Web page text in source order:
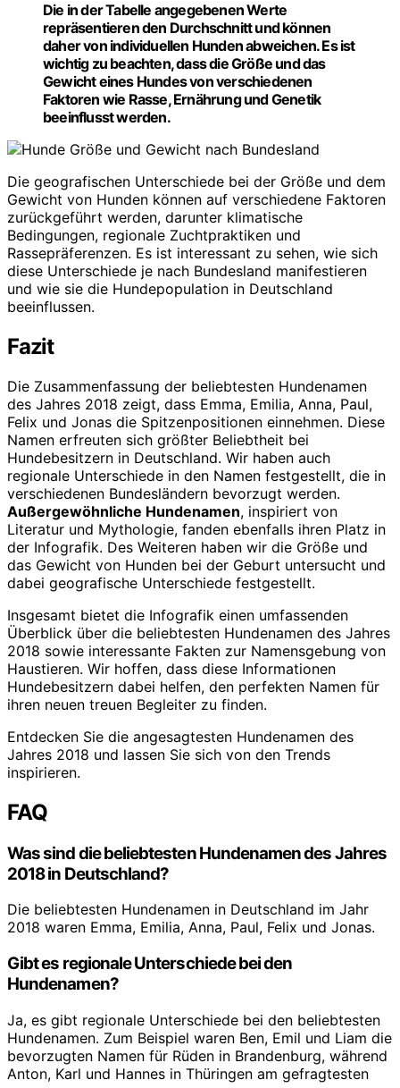
Die in der Tabelle angegebenen Werte
repräsentieren den Durchschnitt und können
daher von individuellen Hunden abweichen. Es ist
wichtig zu beachten, dass die Größe und das
Gewicht eines Hundes von verschiedenen
Faktoren wie Rasse, Ernährung und Genetik
beeinflusst werden.
Die geografischen Unterschiede bei der Größe und dem
Gewicht von Hunden können auf verschiedene Faktoren
zurückgeführt werden, darunter klimatische
Bedingungen, regionale Zuchtpraktiken und
Rassepräferenzen. Es ist interessant zu sehen, wie sich
diese Unterschiede je nach Bundesland manifestieren
und wie sie die Hundepopulation in Deutschland
beeinflussen.
Fazit
Die Zusammenfassung der beliebtesten Hundenamen
des Jahres 2018 zeigt, dass Emma, Emilia, Anna, Paul,
Felix und Jonas die Spitzenpositionen einnehmen. Diese
Namen erfreuten sich größter Beliebtheit bei
Hundebesitzern in Deutschland. Wir haben auch
regionale Unterschiede in den Namen festgestellt, die in
verschiedenen Bundesländern bevorzugt werden.
Außergewöhnliche Hundenamen, inspiriert von
Literatur und Mythologie, fanden ebenfalls ihren Platz in
der Infografik. Des Weiteren haben wir die Größe und
das Gewicht von Hunden bei der Geburt untersucht und
dabei geografische Unterschiede festgestellt.
Insgesamt bietet die Infografik einen umfassenden
Überblick über die beliebtesten Hundenamen des Jahres
2018 sowie interessante Fakten zur Namensgebung von
Haustieren. Wir hoffen, dass diese Informationen
Hundebesitzern dabei helfen, den perfekten Namen für
ihren neuen treuen Begleiter zu finden.
Entdecken Sie die angesagtesten Hundenamen des
Jahres 2018 und lassen Sie sich von den Trends
inspirieren.
FAQ
Was sind die beliebtesten Hundenamen des Jahres
2018 in Deutschland?
Die beliebtesten Hundenamen in Deutschland im Jahr
2018 waren Emma, Emilia, Anna, Paul, Felix und Jonas.
Gibt es regionale Unterschiede bei den
Hundenamen?
Ja, es gibt regionale Unterschiede bei den beliebtesten
Hundenamen. Zum Beispiel waren Ben, Emil und Liam die
bevorzugten Namen für Rüden in Brandenburg, während
Anton, Karl und Hannes in Thüringen am gefragtesten